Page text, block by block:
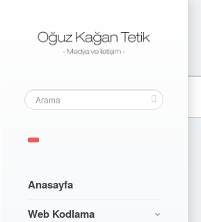
Anasayfa
Web Kodlama